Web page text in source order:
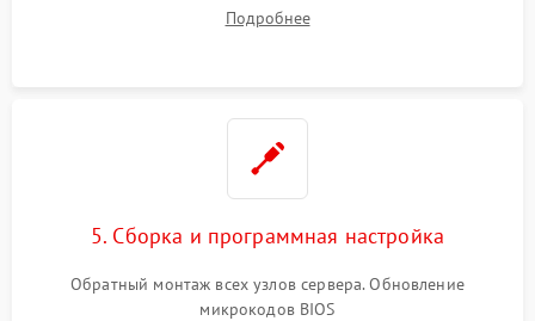
Подробнее
5. Сборка и программная настройка
Обратный монтаж всех узлов сервера. Обновление
микрокодов BIOS